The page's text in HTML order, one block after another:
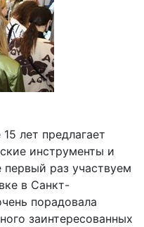
лет предлагает
инструменты и
раз участвуем
в Санкт-
порадовала
заинтересованных